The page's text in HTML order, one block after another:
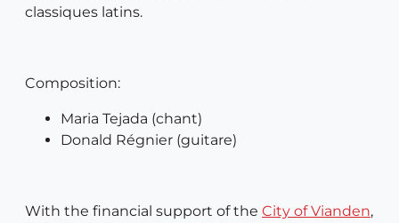
classiques latins.
Composition:
Maria Tejada (chant)
Donald Régnier (guitare)
With the financial support of the City of Vianden,